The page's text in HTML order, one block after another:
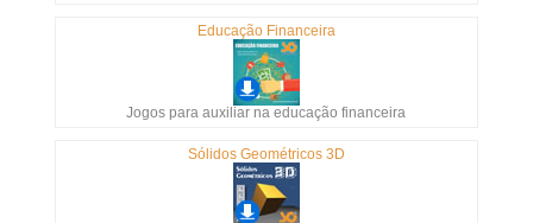
Educação Financeira
Jogos para auxiliar na educação financeira
Sólidos Geométricos 3D